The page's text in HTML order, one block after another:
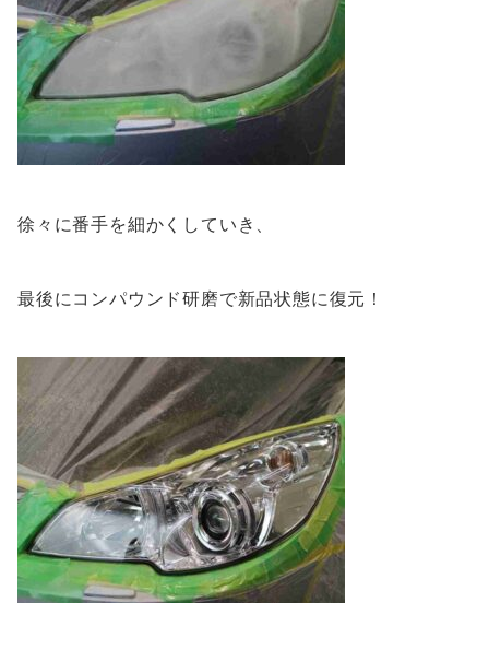
徐々に番手を細かくしていき、
最後にコンパウンド研磨で新品状態に復元！